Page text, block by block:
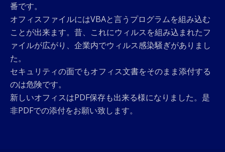
番です。
オフィスファイルにはVBAと言うプログラムを組み込む
ことが出来ます。昔、これにウィルスを組み込まれたフ
ァイルが広がり、企業内でウィルス感染騒ぎがありまし
た。
セキュリティの面でもオフィス文書をそのまま添付する
のは危険です。
新しいオフィスはPDF保存も出来る様になりました。是
非PDFでの添付をお願い致します。